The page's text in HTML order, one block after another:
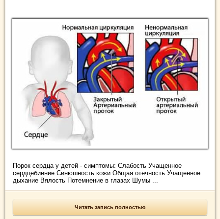
Порок сердца у детей - симптомы: Слабость Учащенное
сердцебиение Синюшность кожи Общая отечность Учащенное
дыхание Вялость Потемнение в глазах Шумы ...
Читать запись полностью